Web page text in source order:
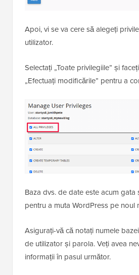
Apoi, vi se va cere să alegeți
utilizator.
Selectați „Toate privilegiile” și
„Efectuați modificările” pentru a
Baza dvs. de date este acum
pentru a muta WordPress pe noul
Asigurați-vă că notați numele
de utilizator și parola. Veți avea
informații în pasul următor.